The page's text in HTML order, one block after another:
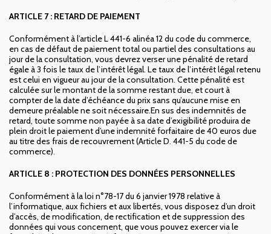
ARTICLE 7 : RETARD DE PAIEMENT
Conformément à l’article L 441-6 alinéa 12 du code du commerce,
en cas de défaut de paiement total ou partiel des consultations au
jour de la consultation, vous devrez verser une pénalité de retard
égale à 3 fois le taux de l’intérêt légal. Le taux de l’intérêt légal retenu
est celui en vigueur au jour de la consultation. Cette pénalité est
calculée sur le montant de la somme restant due, et court à
compter de la date d’échéance du prix sans qu’aucune mise en
demeure préalable ne soit nécessaire.En sus des indemnités de
retard, toute somme non payée à sa date d’exigibilité produira de
plein droit le paiement d’une indemnité forfaitaire de 40 euros due
au titre des frais de recouvrement (Article D. 441-5 du code de
commerce).
ARTICLE 8 : PROTECTION DES DONNÉES PERSONNELLES
Conformément à la loi n°78-17 du 6 janvier 1978 relative à
l’informatique, aux fichiers et aux libertés, vous disposez d’un droit
d’accès, de modification, de rectification et de suppression des
données qui vous concernent, que vous pouvez exercer via le